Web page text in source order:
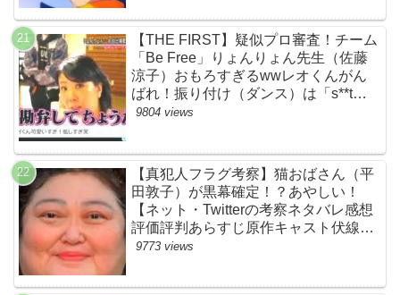
【THE FIRST】疑似プロ審査！チーム
「Be Free」りょんりょん先生（佐藤
涼子）おもろすぎるwwレオくんがん
ばれ！振り付け（ダンス）は「s**t
kingz」のOguri・Kazuki！豪華！【ネ
BE:FIRST・ビーファースト】
9804 views
【真犯人フラグ考察】猫おばさん（平
田敦子）が黒幕確定！？あやしい！
【ネット・Twitterの考察ネタバレ感想
評価評判あらすじ原作キャスト伏線ま
とめ】
9773 views